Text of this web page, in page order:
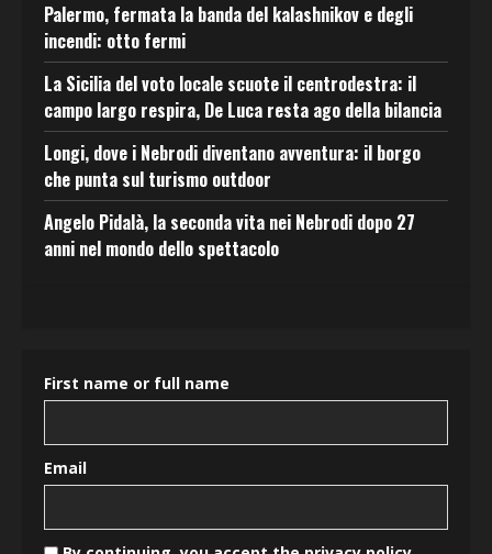
Palermo, fermata la banda del kalashnikov e degli
incendi: otto fermi
La Sicilia del voto locale scuote il centrodestra: il
campo largo respira, De Luca resta ago della bilancia
Longi, dove i Nebrodi diventano avventura: il borgo
che punta sul turismo outdoor
Angelo Pidalà, la seconda vita nei Nebrodi dopo 27
anni nel mondo dello spettacolo
First name or full name
Email